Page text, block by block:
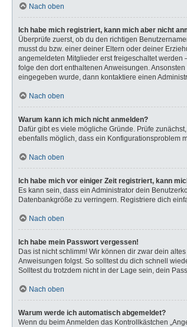
Nach oben
Ich habe mich registriert, kann mich aber nicht
Überprüfe zuerst, ob du den richtigen
musst du bzw. einer deiner Eltern oder deiner
angemeldeten Mitglieder erst freigeschaltet werden
folge den dort enthaltenen Anweisungen.
eingegeben wurde, dann kontaktiere einen
Nach oben
Warum kann ich mich nicht anmelden?
Dafür gibt es viele mögliche Gründe. Prüfe
ebenfalls möglich, dass ein Konfigurationsproblem
Nach oben
Ich habe mich vor einiger Zeit registriert, kann
Es kann sein, dass ein Administrator dein
Datenbankgröße zu verringern. Registriere dich
Nach oben
Ich habe mein Passwort vergessen!
Das ist nicht schlimm! Wir können dir zwar dein
Anweisungen folgst. So solltest du dich schnell
Solltest du trotzdem nicht in der Lage sein, dein
Nach oben
Warum werde ich automatisch abgemeldet?
Wenn du beim Anmelden das Kontrollkästchen